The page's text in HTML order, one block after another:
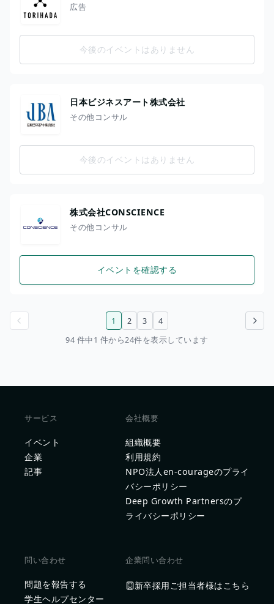
広告
今後のイベントはありません
日本ビジネスアート株式会社
その他コンサル
今後のイベントはありません
株式会社CONSCIENCE
その他コンサル
イベントを確認する
次のページ
1 2 3
4
94 件中1 件から24件を表示しています
サービス
イベント
企業
記事
会社概要
組織概要
利用規約
NPO法人en-courageのプライ
バシーポリシー
Deep Growth Partnersのプ
ライバシーポリシー
問い合わせ
問題を報告する
学生ヘルプセンター
企業問い合わせ
新卒採用ご担当者様はこちら